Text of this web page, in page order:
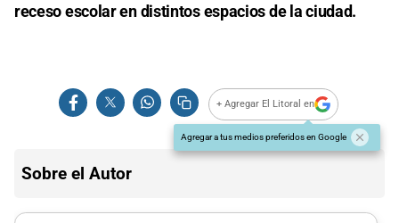
receso escolar en distintos espacios de la ciudad.
+ Agregar El Litoral en
Agregar a tus medios preferidos en Google
Sobre el Autor